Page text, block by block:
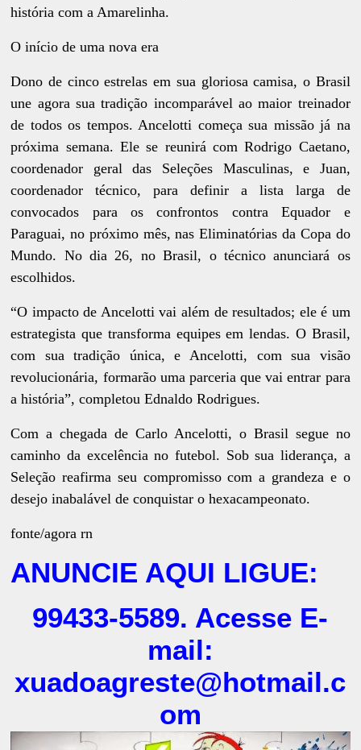
história com a Amarelinha.
O início de uma nova era
Dono de cinco estrelas em sua gloriosa camisa, o Brasil
une agora sua tradição incomparável ao maior treinador
de todos os tempos. Ancelotti começa sua missão já na
próxima semana. Ele se reunirá com Rodrigo Caetano,
coordenador geral das Seleções Masculinas, e Juan,
coordenador técnico, para definir a lista larga de
convocados para os confrontos contra Equador e
Paraguai, no próximo mês, nas Eliminatórias da Copa do
Mundo. No dia 26, no Brasil, o técnico anunciará os
escolhidos.
“O impacto de Ancelotti vai além de resultados; ele é um
estrategista que transforma equipes em lendas. O Brasil,
com sua tradição única, e Ancelotti, com sua visão
revolucionária, formarão uma parceria que vai entrar para
a história”, completou Ednaldo Rodrigues.
Com a chegada de Carlo Ancelotti, o Brasil segue no
caminho da excelência no futebol. Sob sua liderança, a
Seleção reafirma seu compromisso com a grandeza e o
desejo inabalável de conquistar o hexacampeonato.
fonte/agora rn
ANUNCIE AQUI LIGUE:
99433-5589. Acesse E-
mail:
xuadoagreste@hotmail.c
om